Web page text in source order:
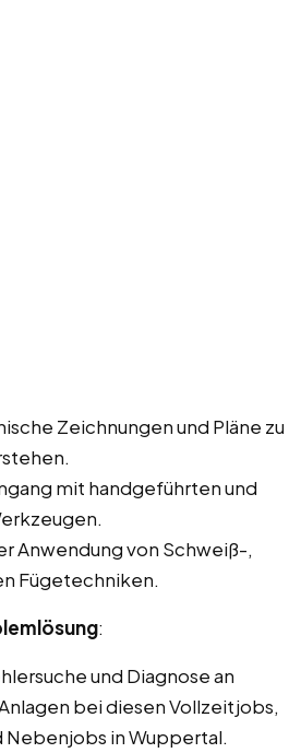
Zeichnungen und Pläne zu
mit handgeführten und
Anwendung von Schweiß-,
Fügetechniken.
:
und Diagnose an
bei diesen Vollzeitjobs,
Nebenjobs in Wuppertal.